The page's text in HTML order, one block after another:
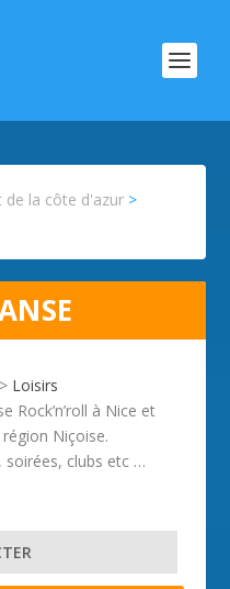
de la côte d'azur >
> Loisirs
Rock’n’roll à Nice et
Niçoise.
soirées, clubs etc …